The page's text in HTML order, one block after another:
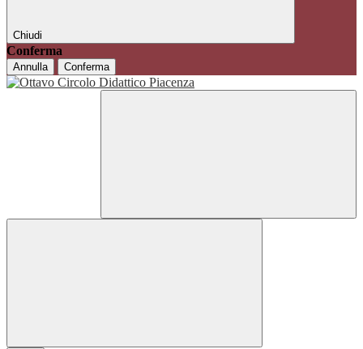
Chiudi
Conferma
Annulla Conferma